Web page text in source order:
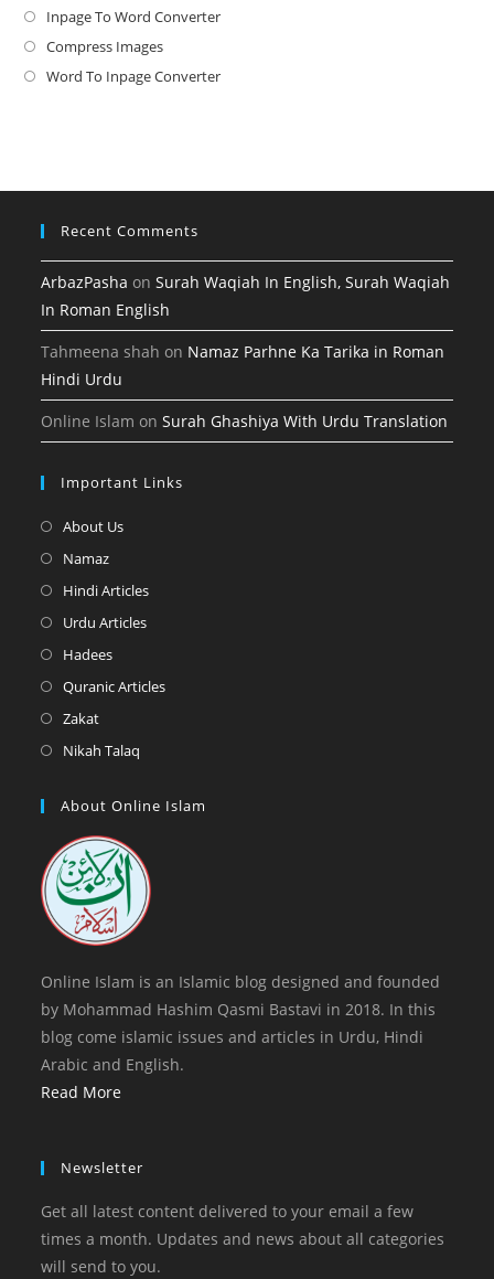
in
new
Inpage To Word ConverterOpens
a
Compress ImagesOpens
in
Word To Inpage ConverterOpens
tab
Recent Comments
ArbazPasha onSurah Waqiah In English, Surah Waqiah
In Roman English
Tahmeena shah on Namaz Parhne Ka Tarika in Roman
Hindi Urdu
Online Islam onSurah Ghashiya With Urdu Translation
Important Links
About UsOpens
a
tab
NamazOpens
in
tab
Hindi ArticlesOpens
tab
Urdu ArticlesOpens
a
HadeesOpens
in
tab
Quranic ArticlesOpens
tab
ZakatOpens
in
new
Nikah Talaq
a
tab
About Online Islam
Online Islam is an Islamic blog designed and founded
by Mohammad Hashim Qasmi Bastavi in 2018. In this
blog come islamic issues and articles in Urdu, Hindi
Arabic and English.
Read More
Newsletter
Get all latest content delivered to your email a few
times a month. Updates and news about all categories
will send to you.